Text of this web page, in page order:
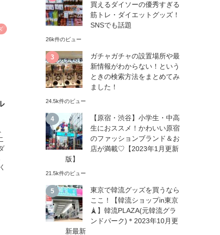
買えるダイソーの優秀すぎる
筋トレ・ダイエットグッズ！
SNSでも話題
26k件のビュー
ガチャガチャの設置場所や最
新情報がわからない！という
ときの検索方法をまとめてみ
ました！
24.5k件のビュー
【原宿・渋谷】小学生・中高
生におススメ！かわいい原宿
のファッションブランド＆お
店が満載♡【2023年1月更新
版】
21.5k件のビュー
東京で韓流グッズを買うなら
ここ！【韓流ショップin東京
🗼】韓流PLAZA(元韓流グラ
ンドパーク)＊2023年10月更
新最新